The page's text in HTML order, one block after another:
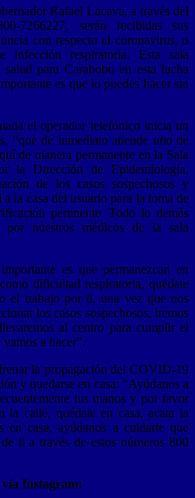
Rafael Lacava, a través del
7266227, serán recibidas sus
con respecto al coronavirus, o
infección respiratoria. Esta sala
para Carabobo en esta lucha
es que lo puedes hacer sin
el operador telefónico inicia un
“que de inmediato atiende uno de
de manera permanente en la Sala
la Dirección de Epidemiología,
de los casos sospechosos y
la casa del usuario para la toma de
pertinente. Todo lo demás
por nuestros médicos de la sala
es que permanezcan en
dificultad respiratoria, quédate
el trabajo por ti, una vez que nos
los casos sospechosos, iremos
al centro para cumplir el
a hacer”.
la propagación del COVID-19
y quedarse en casa: “Ayúdanos a
tus manos y por favor
la calle, quédate en casa, acata la
en casa, ayúdanos a cuidarte que
ti a través de estos números 800
Instagram: